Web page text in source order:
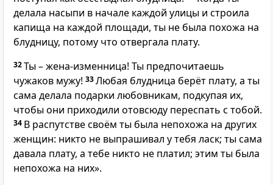
делала насыпи в начале каждой улицы и строила
капища на каждой площади, ты не была похожа на
блудницу, потому что отвергала плату.
32Ты – жена-изменница! Ты предпочитаешь
чужаков мужу! 33Любая блудница берёт плату, а ты
сама делала подарки любовникам, подкупая их,
чтобы они приходили отовсюду переспать с тобой.
34 В распутстве своём ты была непохожа на других
женщин: никто не выпрашивал у тебя ласк; ты сама
давала плату, а тебе никто не платил; этим ты была
непохожа на них».